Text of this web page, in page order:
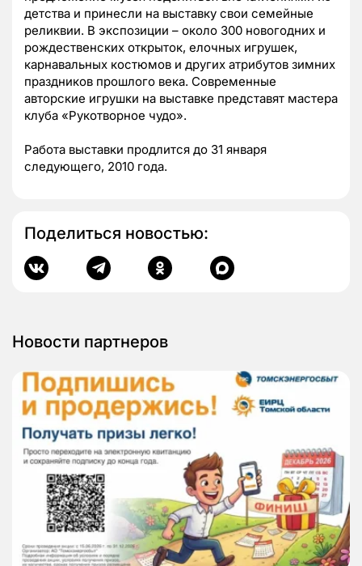
детства и принесли на выставку свои семейные
реликвии. В экспозиции – около 300 новогодних и
рождественских открыток, елочных игрушек,
карнавальных костюмов и других атрибутов зимних
праздников прошлого века. Современные
авторские игрушки на выставке представят мастера
клуба «Рукотворное чудо».
Работа выставки продлится до 31 января
следующего, 2010 года.
Поделиться новостью:
Новости партнеров